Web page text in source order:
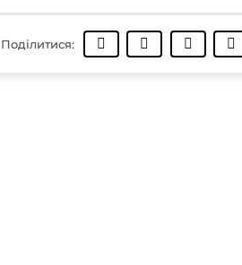
Поділитися: